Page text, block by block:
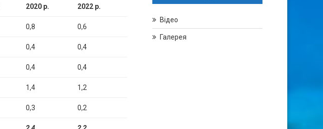
2020 р. 2022 р.
0,8 0,6
0,4 0,4
0,4 0,4
1,4 1,2
0,3 0,2
Відео
Галерея